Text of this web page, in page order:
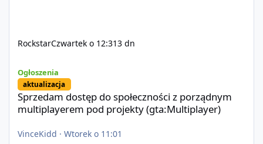
RockstarCzwartek o 12:313 dn
Ogłoszenia
aktualizacja
Sprzedam dostęp do społeczności z porządnym
multiplayerem pod projekty (gta:Multiplayer)
VinceKidd · Wtorek o 11:01